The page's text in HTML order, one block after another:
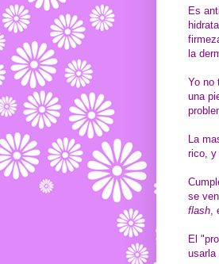
Es
la
Yo no
una
La
rico, y
se
flash,
El
usarla